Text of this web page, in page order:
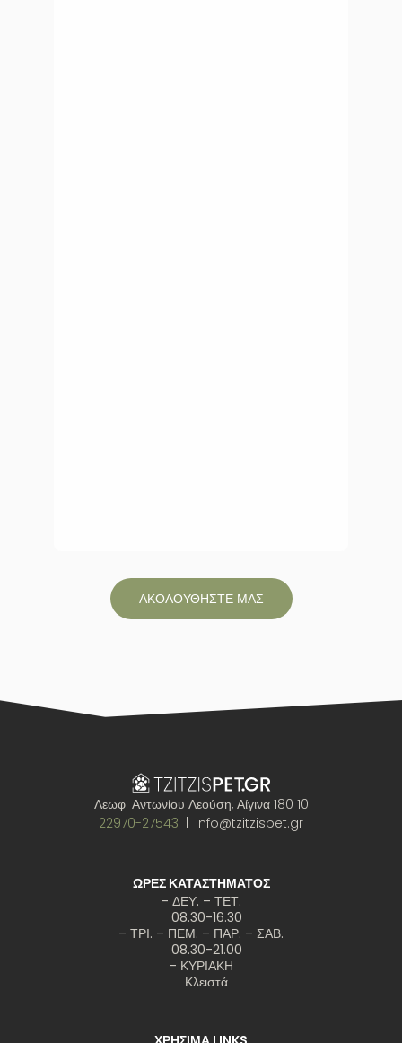
ΑΚΟΛΟΥΘΗΣΤΕ ΜΑΣ
Λεωφ. Αντωνίου Λεούση, Αίγινα 180 10
22970-27543 | info@tzitzispet.gr
ΩΡΕΣ ΚΑΤΑΣΤΗΜΑΤΟΣ
– ΔΕΥ. – ΤΕΤ.
08.30-16.30
– ΤΡΙ. – ΠΕΜ. – ΠΑΡ. – ΣΑΒ.
08.30-21.00
– ΚΥΡΙΑΚΗ
Κλειστά